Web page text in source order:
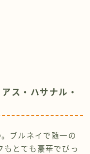
ス・ハサナル・
ブルネイで随一の
もとても豪華でびっ